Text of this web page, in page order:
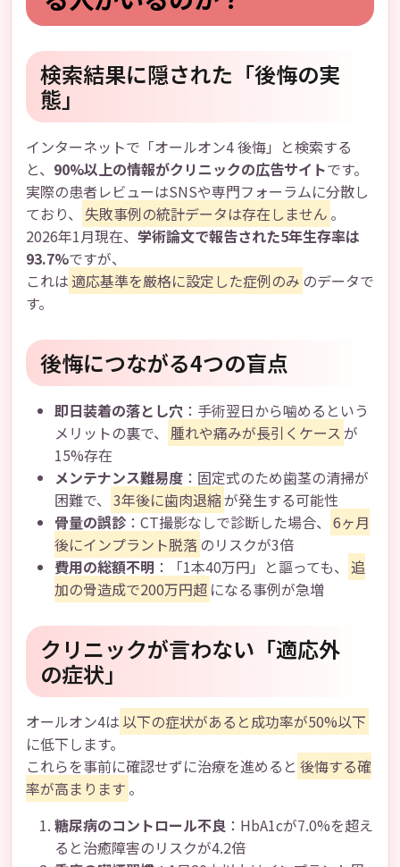
検索結果に隠された「後悔の実
態」
インターネットで「オールオン4 後悔」と検索する
と、 90%以上の情報がクリニックの広告サイトです。
実際の患者レビューはSNSや専門フォーラムに分散し
ており、 失敗事例の統計データは存在しません 。
2026年1月現在、 学術論文で報告された5年生存率は
93.7%ですが、
これは適応基準を厳格に設定した症例のみ のデータで
す。
後悔につながる4つの盲点
即日装着の落とし穴 ：手術翌日から噛めるという
メリットの裏で、 腫れや痛みが長引くケースが
15%存在
メンテナンス難易度 ：固定式のため歯茎の清掃が
困難で、 3年後に歯肉退縮が発生する可能性
骨量の誤診 ：CT撮影なしで診断した場合、 6ヶ月
後にインプラント脱落 のリスクが3倍
費用の総額不明 ：「1本40万円」と謳っても、 追
加の骨造成で200万円超 になる事例が急増
クリニックが言わない「適応外
の症状」
オールオン4は 以下の症状があると成功率が50%以下
に低下します。
これらを事前に確認せずに治療を進めると 後悔する確
率が高まります 。
糖尿病のコントロール不良 ：HbA1cが7.0%を超え
ると治癒障害のリスクが4.2倍